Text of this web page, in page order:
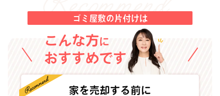
ゴミ屋敷の片付けは
こんな方に
おすすめです
家を売却する前に